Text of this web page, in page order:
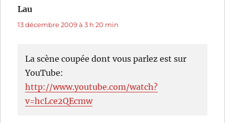
Lau
13 décembre 2009 à 3 h 20 min
La scène coupée dont vous parlez est sur
YouTube:
http://www.youtube.com/watch?
v=hcLce2QEcmw